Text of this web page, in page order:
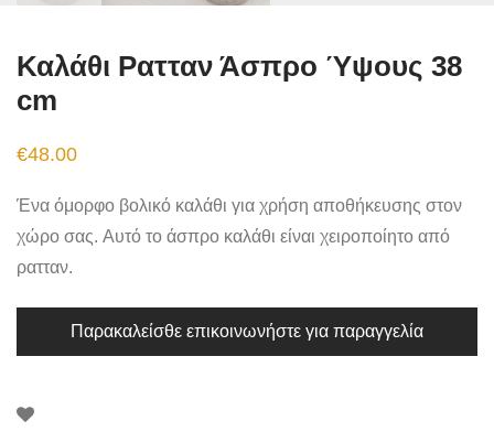
Καλάθι Ρατταν Άσπρο Ύψους 38
cm
€48.00
Ένα όμορφο βολικό καλάθι για χρήση αποθήκευσης στον
χώρο σας. Αυτό το άσπρο καλάθι είναι χειροποίητο από
ρατταν.
Παρακαλείσθε επικοινωνήστε για παραγγελία